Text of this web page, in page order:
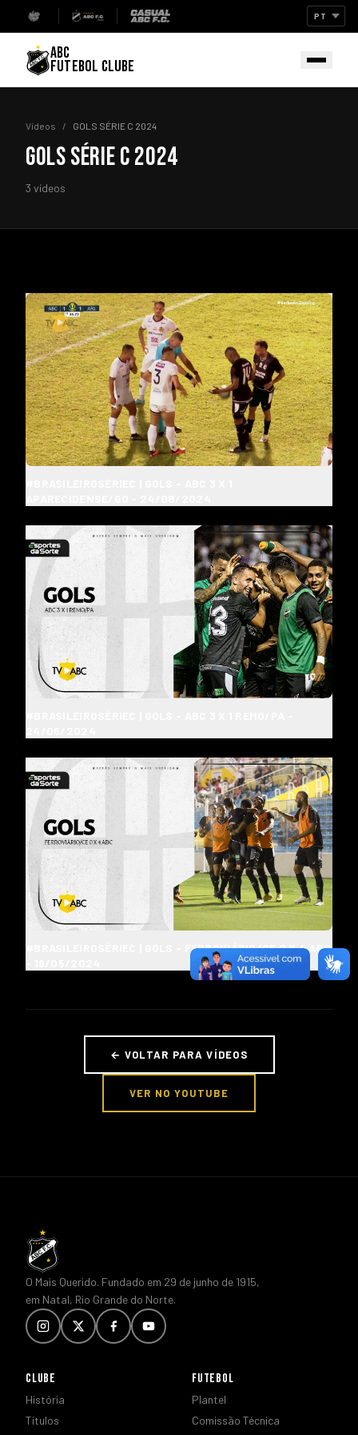
ABC
FUTEBOL CLUBE
Vídeos / GOLS SÉRIE C 2024
GOLS SÉRIE C 2024
3 vídeos
#BRASILEIROSÉRIEC | GOLS - FERROVIÁRIO/CE 0 X 4 ABC
← VOLTAR PARA VÍDEOS
VER NO YOUTUBE
O Mais Querido. Fundado em 29 de junho de 1915,
em Natal, Rio Grande do Norte.
CLUBE
História
Títulos
FUTEBOL
Plantel
Comissão Técnica